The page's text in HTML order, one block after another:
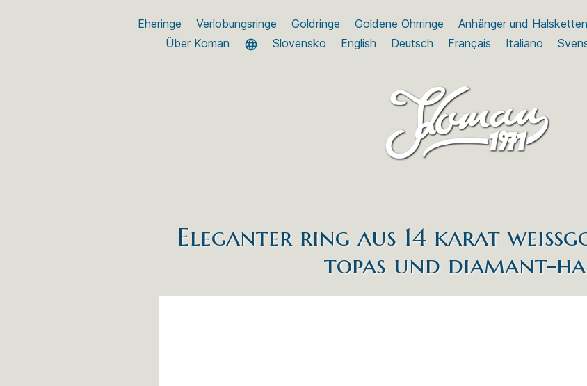
Eheringe Verlobungsringe Goldringe Goldene Ohrringe Anhänger und Halsketten
Über Koman
Slovensko English Deutsch Français Italiano
Eleganter ring aus 14 karat
topas und diamant-